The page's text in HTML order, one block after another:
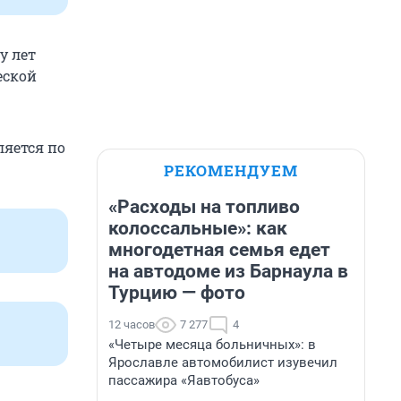
лет
по
РЕКОМЕНДУЕМ
«Расходы на топливо
колоссальные»: как
многодетная семья едет
на автодоме из Барнаула в
Турцию — фото
12 часов 7 277 4
«Четыре месяца больничных»: в
Ярославле автомобилист изувечил
пассажира «Яавтобуса»